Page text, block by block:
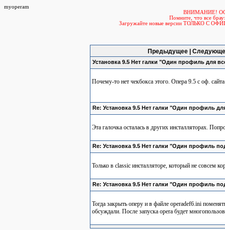
myoperam
ВНИМАНИЕ!
Помните, что все
Загружайте новые версии ТОЛЬКО С
Предыдущее |
Установка 9.5 Нет галки "Один профиль для
Почему-то нет чекбокса этого. Опера 9.5 с оф. сайта
Re: Установка 9.5 Нет галки "Один профиль
Эта галочка осталась в других инсталляторах.
Re: Установка 9.5 Нет галки "Один профиль
Только в classic инсталляторе, который не совсем
Re: Установка 9.5 Нет галки "Один профиль
Тогда закрыть оперу и в файле operadef6.ini
обсуждали. После запуска opera будет